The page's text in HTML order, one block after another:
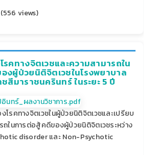
(556 views)
คทางจิตเวชและความสามารถใน
งผู้ป่วยนิติจิตเวชในโรงพยาบาล
สีมาราชนครินทร์ ในระยะ 5 ปี
โรคทางจิตเวชในผู้ป่วยนิติจิตเวชและเปรียบ
ถในการต่อสู้คดีของผู้ป่วยนิติจิตเวชระหว่าง
disorder และ Non-Psychotic